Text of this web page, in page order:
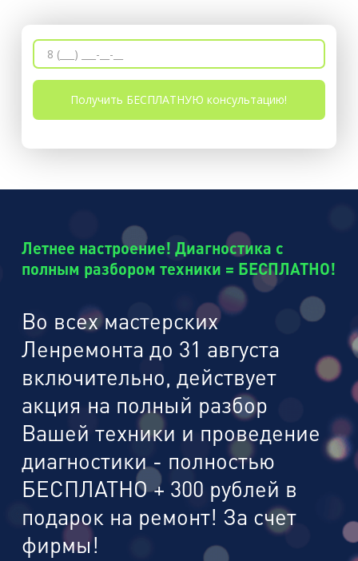
Летнее настроение! Диагностика с
полным разбором техники = БЕСПЛАТНО!
Во всех мастерских
Ленремонта до 31 августа
включительно, действует
акция на полный разбор
Вашей техники и проведение
диагностики - полностью
БЕСПЛАТНО + 300 рублей в
подарок на ремонт! За счет
фирмы!